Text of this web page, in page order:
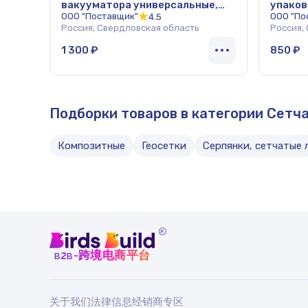
вакууматора универсальные,
размер 20х300 см, КОМПЛЕКТ 3
штуки, 1500-07, КТ-1500-07
ООО "Поставщик"
4.5
Россия, Свердловская область
1 300 ₽
Вт, 2
29 см,
ООО
Россия,
850 ₽
Подборки товаров в категории
Композитные Геосетки Серпянки, сетчатые
®
b2b-跨境电商平台
关于我们法律信息经销商专区